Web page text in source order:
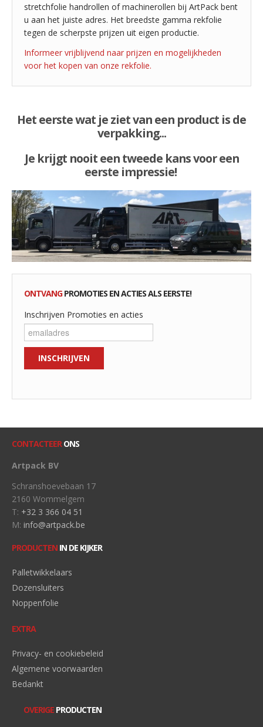
stretchfolie handrollen of machinerollen bij ArtPack bent
u aan het juiste adres. Het breedste gamma rekfolie
tegen de scherpste prijzen uit eigen productie.
Informeer vrijblijvend naar prijzen en mogelijkheden
voor het kopen van onze rekfolie.
Het eerste wat je ziet van een product is de
verpakking...
Je krijgt nooit een tweede kans voor een
eerste impressie!
ONTVANGPROMOTIES EN ACTIES ALS EERSTE!
Inschrijven Promoties en acties
CONTACTEERONS
Artpack BV
Schranshoevebaan 17
2160 Wommelgem
T: +32 3 366 04 51
M: info@artpack.be
PRODUCTEN IN DE KIJKER
Palletwikkelaars
Dozensluiters
Noppenfolie
EXTRA
Privacy- en cookiebeleid
Algemene voorwaarden
Bedankt
OVERIGE PRODUCTEN